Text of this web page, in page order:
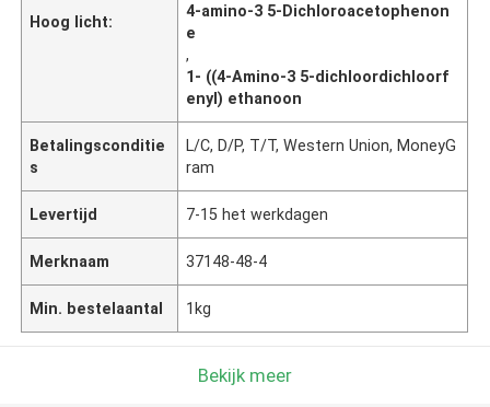
Hoog licht:
4-amino-3 5-Dichloroacetophenon
e
,
1- ((4-Amino-3 5-dichloordichloorf
enyl) ethanoon
Betalingsconditie
s
L/C, D/P, T/T, Western Union, MoneyG
ram
Levertijd 7-15 het werkdagen
Merknaam 37148-48-4
Min. bestelaantal 1kg
Bekijk meer